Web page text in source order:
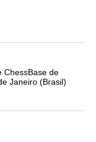
ChessBase de
Janeiro (Brasil)